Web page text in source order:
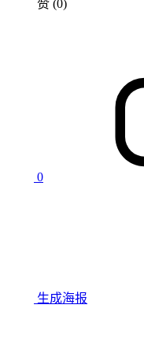
赞 (0)
0
生成海报